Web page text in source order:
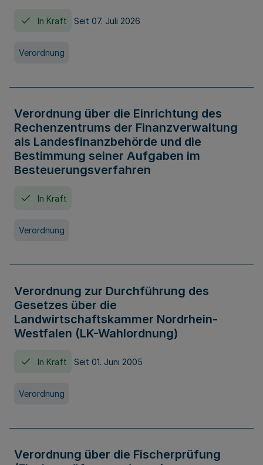
In Kraft Seit 07. Juli 2026
Verordnung
Verordnung über die Einrichtung des
Rechenzentrums der Finanzverwaltung
als Landesfinanzbehörde und die
Bestimmung seiner Aufgaben im
Besteuerungsverfahren
In Kraft
Verordnung
Verordnung zur Durchführung des
Gesetzes über die
Landwirtschaftskammer Nordrhein-
Westfalen (LK-Wahlordnung)
In Kraft Seit 01. Juni 2005
Verordnung
Verordnung über die Fischerprüfung